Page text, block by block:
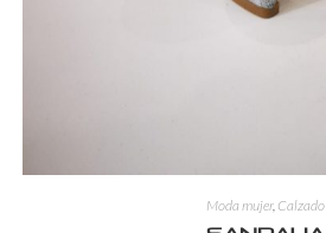
Moda mujer, Calzado